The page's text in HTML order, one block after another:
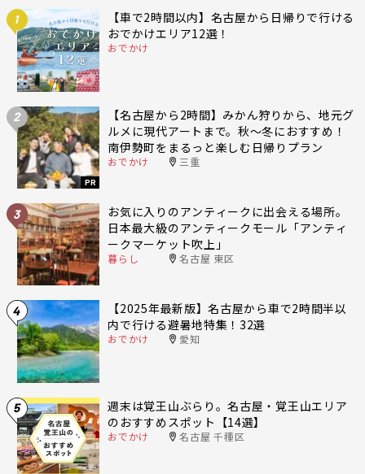
1
【車で2時間以内】名古屋から日帰りで行ける
おでかけエリア12選！
おでかけ
2
PR
【名古屋から2時間】みかん狩りから、地元グ
ルメに現代アートまで。秋〜冬におすすめ！
南伊勢町をまるっと楽しむ日帰りプラン
おでかけ 三重
3
お気に入りのアンティークに出会える場所。
日本最大級のアンティークモール「アンティ
ークマーケット吹上」
暮らし 名古屋 東区
4
【2025年最新版】名古屋から車で2時間半以
内で行ける避暑地特集！32選
おでかけ 愛知
5
週末は覚王山ぶらり。名古屋・覚王山エリア
のおすすめスポット【14選】
おでかけ 名古屋 千種区